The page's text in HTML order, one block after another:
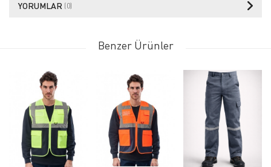
YORUMLAR (0)
Benzer Ürünler